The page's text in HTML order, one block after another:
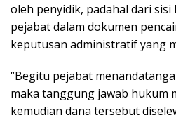
oleh penyidik, padahal dari
pejabat dalam dokumen
keputusan administratif yang
“Begitu pejabat
maka tanggung jawab hukum
kemudian dana tersebut